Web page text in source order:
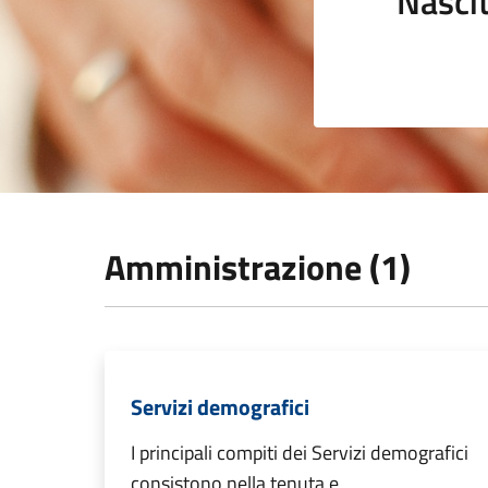
Amministrazione (1)
Servizi demografici
I principali compiti dei Servizi demografici